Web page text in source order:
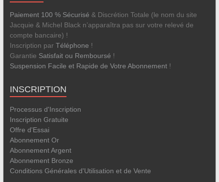
Paiement 100 % Sécurisé & Discrétion Totale (le nom du site
Jacquie & Michel Black n’apparaîtra pas sur votre relevé de
compte bancaire) !
Inscription par Téléphone !
Garantie Satisfait ou Remboursé !
Suspension Facile et Rapide de Votre Abonnement!
INSCRIPTION
Processus d'Inscription
Inscription Gratuite
Offre d'Essai
Abonnement Or
Abonnement Argent
Abonnement Bronze
Conditions Générales d'Utilisation et de Vente